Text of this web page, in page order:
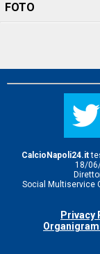
FOTO
CalcioNapoli24.it
18/
Social Multiservice
Privacy